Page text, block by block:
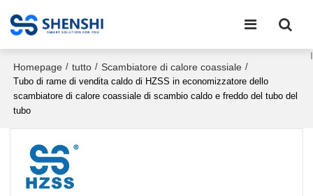
Homepage / tutto / Scambiatore di calore coassiale /
Tubo di rame di vendita caldo di HZSS in economizzatore dello
scambiatore di calore coassiale di scambio caldo e freddo del tubo del
tubo